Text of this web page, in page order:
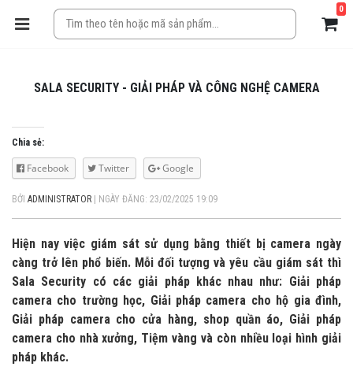
0
SALA SECURITY - GIẢI PHÁP VÀ CÔNG NGHỆ CAMERA
Chia sẻ:
Facebook Twitter Google
BỞI ADMINISTRATOR | NGÀY ĐĂNG: 23/02/2025 19:09
Hiện nay việc giám sát sử dụng bằng thiết bị camera ngày
càng trở lên phổ biến. Mỗi đối tượng và yêu cầu giám sát thì
Sala Security có các giải pháp khác nhau như: Giải pháp
camera cho trường học, Giải pháp camera cho hộ gia đình,
Giải pháp camera cho cửa hàng, shop quần áo, Giải pháp
camera cho nhà xưởng, Tiệm vàng và còn nhiều loại hình giải
pháp khác.